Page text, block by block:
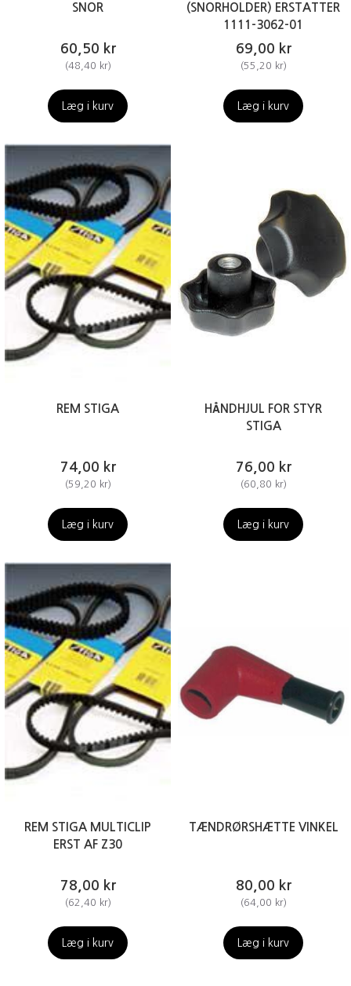
SNOR
60,50 kr
(48,40 kr)
Læg i kurv
(SNORHOLDER) ERSTATTER
1111-3062-01
69,00 kr
(55,20 kr)
Læg i kurv
REM STIGA
74,00 kr
(59,20 kr)
Læg i kurv
HÅNDHJUL FOR STYR
STIGA
76,00 kr
(60,80 kr)
Læg i kurv
REM STIGA MULTICLIP
ERST AF Z30
78,00 kr
(62,40 kr)
Læg i kurv
TÆNDRØRSHÆTTE VINKEL
80,00 kr
(64,00 kr)
Læg i kurv